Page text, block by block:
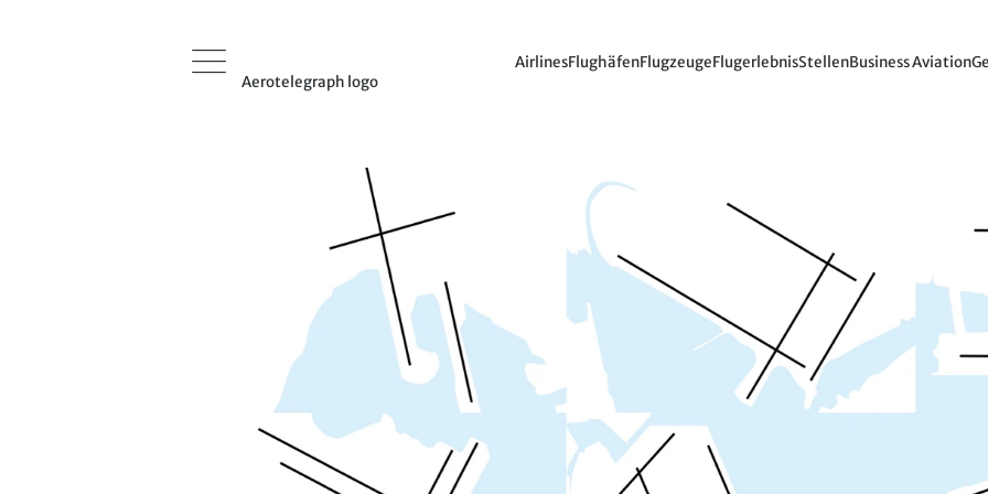
Aerotelegraph logo
AirlinesFlughäfenFlugzeugeFlugerlebnisStellenBusiness Aviation